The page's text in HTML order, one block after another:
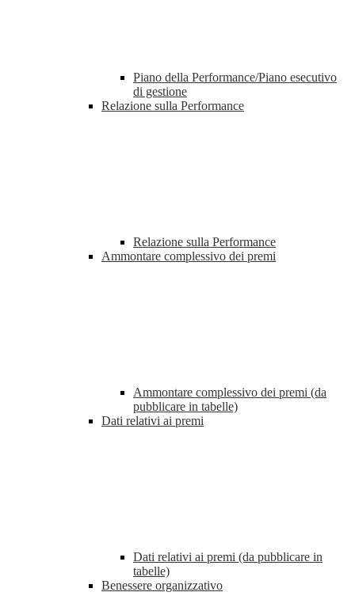
Piano della Performance/Piano esecutivo
di gestione
Relazione sulla Performance
Relazione sulla Performance
Ammontare complessivo dei premi
Ammontare complessivo dei premi (da
pubblicare in tabelle)
Dati relativi ai premi
Dati relativi ai premi (da pubblicare in
tabelle)
Benessere organizzativo